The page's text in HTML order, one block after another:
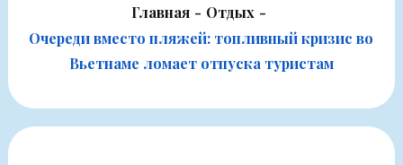
Главная
Отдых
Очереди вместо пляжей: топливный кризис во
Вьетнаме ломает отпуска туристам